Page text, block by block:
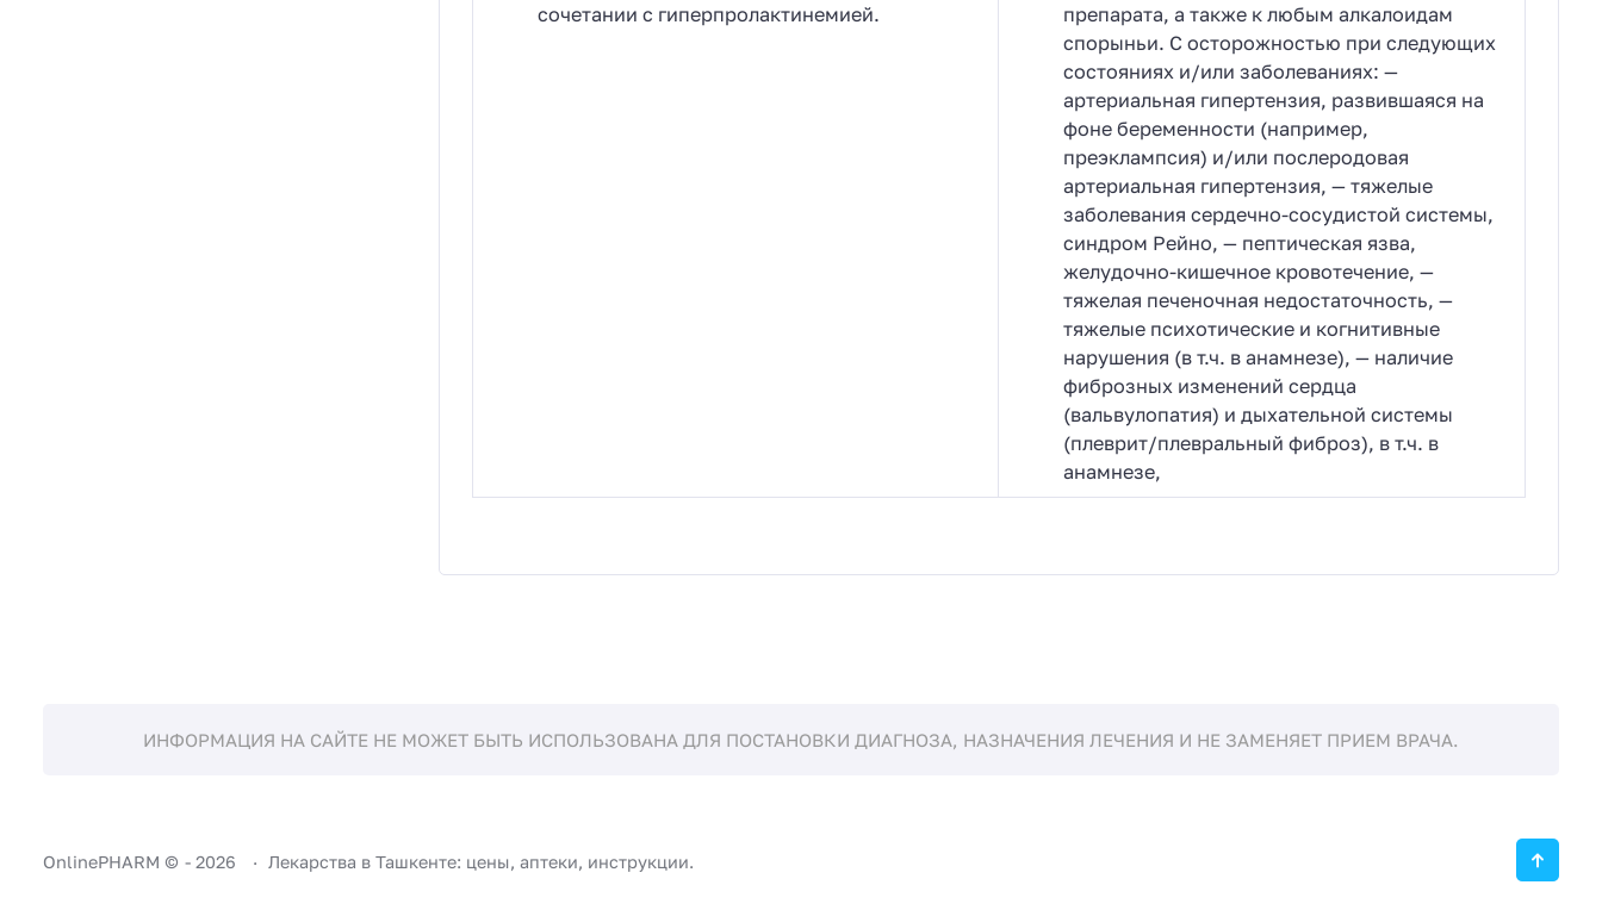
сочетании с гиперпролактинемией.
препарата, а также к любым алкалоидам
спорыньи. С осторожностью при следующих
состояниях и/или заболеваниях: —
артериальная гипертензия, развившаяся на
фоне беременности (например,
преэклампсия) и/или послеродовая
артериальная гипертензия, — тяжелые
заболевания сердечно-сосудистой системы,
синдром Рейно, — пептическая язва,
желудочно-кишечное кровотечение, —
тяжелая печеночная недостаточность, —
тяжелые психотические и когнитивные
нарушения (в т.ч. в анамнезе), — наличие
фиброзных изменений сердца
(вальвулопатия) и дыхательной системы
(плеврит/плевральный фиброз), в т.ч. в
анамнезе,
ИНФОРМАЦИЯ НА САЙТЕ НЕ МОЖЕТ БЫТЬ ИСПОЛЬЗОВАНА ДЛЯ ПОСТАНОВКИ ДИАГНОЗА, НАЗНАЧЕНИЯ ЛЕЧЕНИЯ И НЕ ЗАМЕНЯЕТ ПРИЕМ ВРАЧА.
OnlinePHARM © - 2026 Лекарства в Ташкенте: цены, аптеки, инструкции.